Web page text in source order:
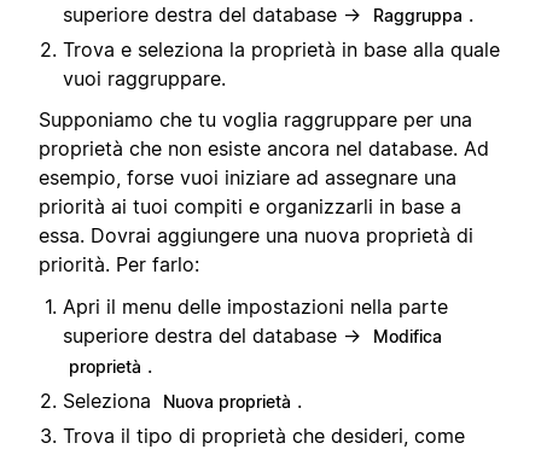
superiore destra del database →
Raggruppa .
Trova e seleziona la proprietà in base alla quale
vuoi raggruppare.
Supponiamo che tu voglia raggruppare per una
proprietà che non esiste ancora nel database. Ad
esempio, forse vuoi iniziare ad assegnare una
priorità ai tuoi compiti e organizzarli in base a
essa. Dovrai aggiungere una nuova proprietà di
priorità. Per farlo:
Apri il menu delle impostazioni nella parte
superiore destra del database →
Modifica
proprietà .
Seleziona
Nuova proprietà .
Trova il tipo di proprietà che desideri, come